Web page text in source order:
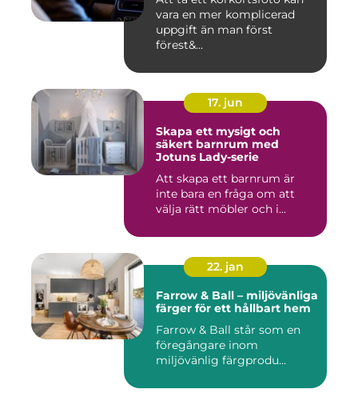
vara en mer komplicerad
uppgift än man först
förest&...
17. jun
Skapa ett mysigt och
säkert barnrum med
Jotuns Lady-serie
Att skapa ett barnrum är
inte bara en fråga om att
välja rätt möbler och i...
22. jan
Farrow & Ball – miljövänliga
färger för ett hållbart hem
Farrow & Ball står som en
föregångare inom
miljövänlig färgprodu...